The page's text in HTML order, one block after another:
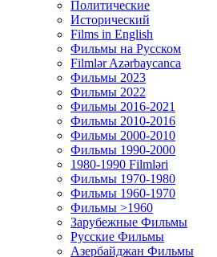
Политические
Исторический
Films in English
Фильмы на Русском
Filmlər Azərbaycanca
Фильмы 2023
Фильмы 2022
Фильмы 2016-2021
Фильмы 2010-2016
Фильмы 2000-2010
Фильмы 1990-2000
1980-1990 Filmləri
Фильмы 1970-1980
Фильмы 1960-1970
Фильмы >1960
Зарубежные Фильмы
Русские Фильмы
Азербайджан Фильмы